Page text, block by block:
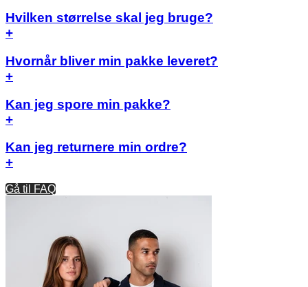
Hvilken størrelse skal jeg bruge?
+
Hvornår bliver min pakke leveret?
+
Kan jeg spore min pakke?
+
Kan jeg returnere min ordre?
+
Gå til FAQ